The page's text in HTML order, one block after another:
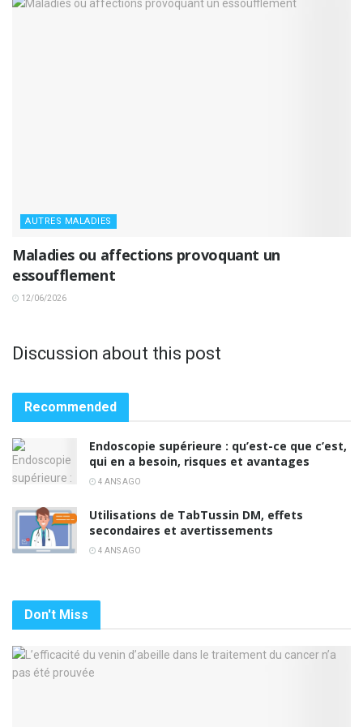
AUTRES MALADIES
Maladies ou affections provoquant un
essoufflement
12/06/2026
Discussion about this post
Recommended
Endoscopie supérieure : qu’est-ce que c’est,
qui en a besoin, risques et avantages
4 ANS AGO
Utilisations de TabTussin DM, effets
secondaires et avertissements
4 ANS AGO
Don't Miss